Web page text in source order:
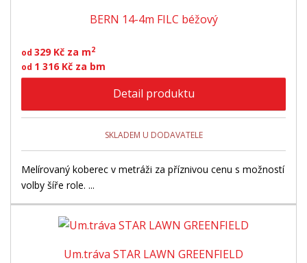
BERN 14-4m FILC béžový
od 329 Kč za m2
od 1 316 Kč za bm
Detail produktu
SKLADEM U DODAVATELE
Melírovaný koberec v metráži za příznivou cenu s možností
volby šíře role. ...
Um.tráva STAR LAWN GREENFIELD